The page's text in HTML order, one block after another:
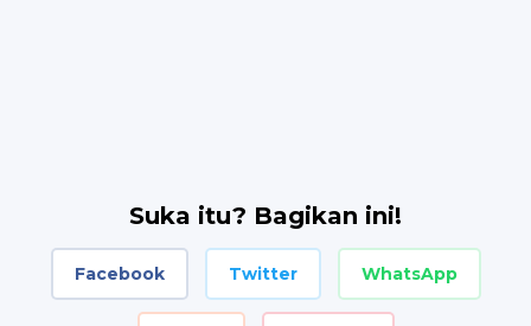
Suka itu? Bagikan ini!
Facebook Twitter WhatsApp